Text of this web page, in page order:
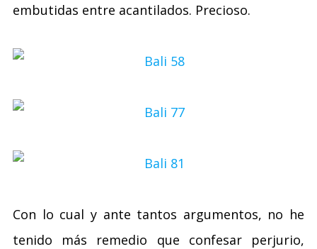
embutidas entre acantilados. Precioso.
Con lo cual y ante tantos argumentos, no he
tenido más remedio que confesar perjurio,